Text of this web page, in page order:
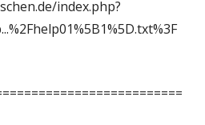
index.php?